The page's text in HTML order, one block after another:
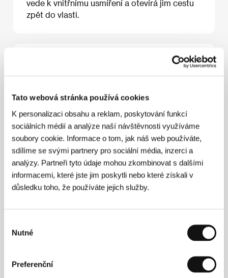
Tato webová stránka používá cookies
K personalizaci obsahu a reklam, poskytování funkcí
sociálních médií a analýze naší návštěvnosti využíváme
soubory cookie. Informace o tom, jak náš web používáte,
sdílíme se svými partnery pro sociální média, inzerci a
analýzy. Partneři tyto údaje mohou zkombinovat s dalšími
informacemi, které jste jim poskytli nebo které získali v
důsledku toho, že používáte jejich služby.
souhlasu
Nutné
Preferenční
vede k vnitřnímu usmíření a otevírá jim cestu
zpět do vlasti.
RežieBanker White, Zach Niles/ Kamera
Velan/ StřihJames Bruce, Banker White/
ProducentZach Niles, Banker White/ Výroba
Sodasoap Productions / KontaktSodasoap
Productions
www.refugeeallstars.org
Zach Niles
Madonna aj.) Niles má trvalý zájem o africkou kulturu
a hudbu, dlouhodobě žil v JAR a v Kamerunu.